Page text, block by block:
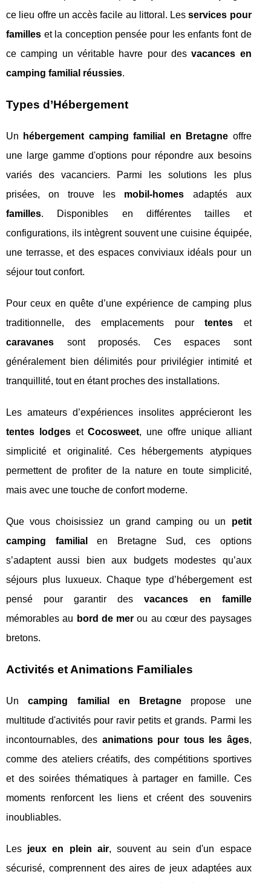
ce lieu offre un accès facile au littoral. Lesservices pour
familles et la conception pensée pour les enfants font de
ce camping un véritable havre pour desvacances en
camping familial réussies.
Types d’Hébergement
Un hébergement camping familial en Bretagne offre
une large gamme d'options pour répondre aux besoins
variés des vacanciers. Parmi les solutions les plus
prisées, on trouve les mobil-homes adaptés aux
familles. Disponibles en différentes tailles et
configurations, ils intègrent souvent une cuisine équipée,
une terrasse, et des espaces conviviaux idéals pour un
séjour tout confort.
Pour ceux en quête d’une expérience de camping plus
traditionnelle, des emplacements pourtentes et
caravanes sont proposés. Ces espaces sont
généralement bien délimités pour privilégier intimité et
tranquillité, tout en étant proches des installations.
Les amateurs d’expériences insolites apprécieront les
tentes lodgesetCocosweet, une offre unique alliant
simplicité et originalité. Ces hébergements atypiques
permettent de profiter de la nature en toute simplicité,
mais avec une touche de confort moderne.
Que vous choisissiez un grand camping ou un petit
camping familial
en Bretagne Sud, ces options
s’adaptent aussi bien aux budgets modestes qu’aux
séjours plus luxueux. Chaque type d’hébergement est
pensé pour garantir desvacances en famille
mémorables au bord de mer ou au cœur des paysages
bretons.
Activités et Animations Familiales
Uncamping familial en Bretagne propose une
multitude d'activités pour ravir petits et grands. Parmi les
incontournables, des animations pour tous les âges,
comme des ateliers créatifs, des compétitions sportives
et des soirées thématiques à partager en famille. Ces
moments renforcent les liens et créent des souvenirs
inoubliables.
Les jeux en plein air, souvent au sein d'un espace
sécurisé, comprennent des aires de jeux adaptées aux